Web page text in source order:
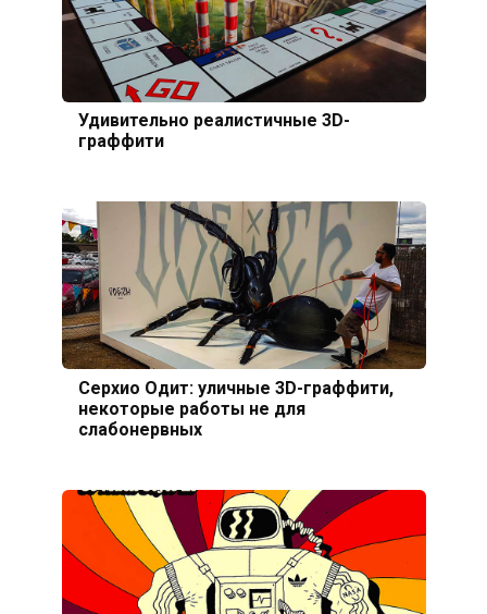
Удивительно реалистичные 3D-
граффити
Серхио Одит: уличные 3D-граффити,
некоторые работы не для
слабонервных